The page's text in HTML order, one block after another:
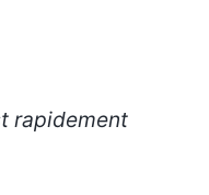
rapidement